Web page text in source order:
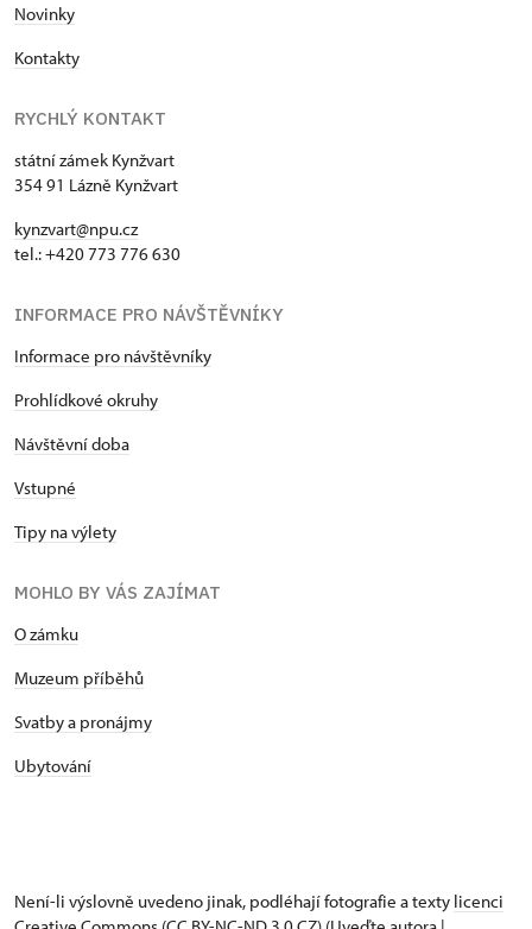
Novinky
Kontakty
RYCHLÝ KONTAKT
státní zámek Kynžvart
354 91 Lázně Kynžvart
kynzvart@npu.cz
tel.: +420 773 776 630
INFORMACE PRO NÁVŠTĚVNÍKY
Informace pro návštěvníky
Prohlídkové okruhy
Návštěvní doba
Vstupné
Tipy na výlety
MOHLO BY VÁS ZAJÍMAT
O zámku
Muzeum příběhů
Svatby a pronájmy
Ubytování
Není-li výslovně uvedeno jinak, podléhají fotografie a texty licenci